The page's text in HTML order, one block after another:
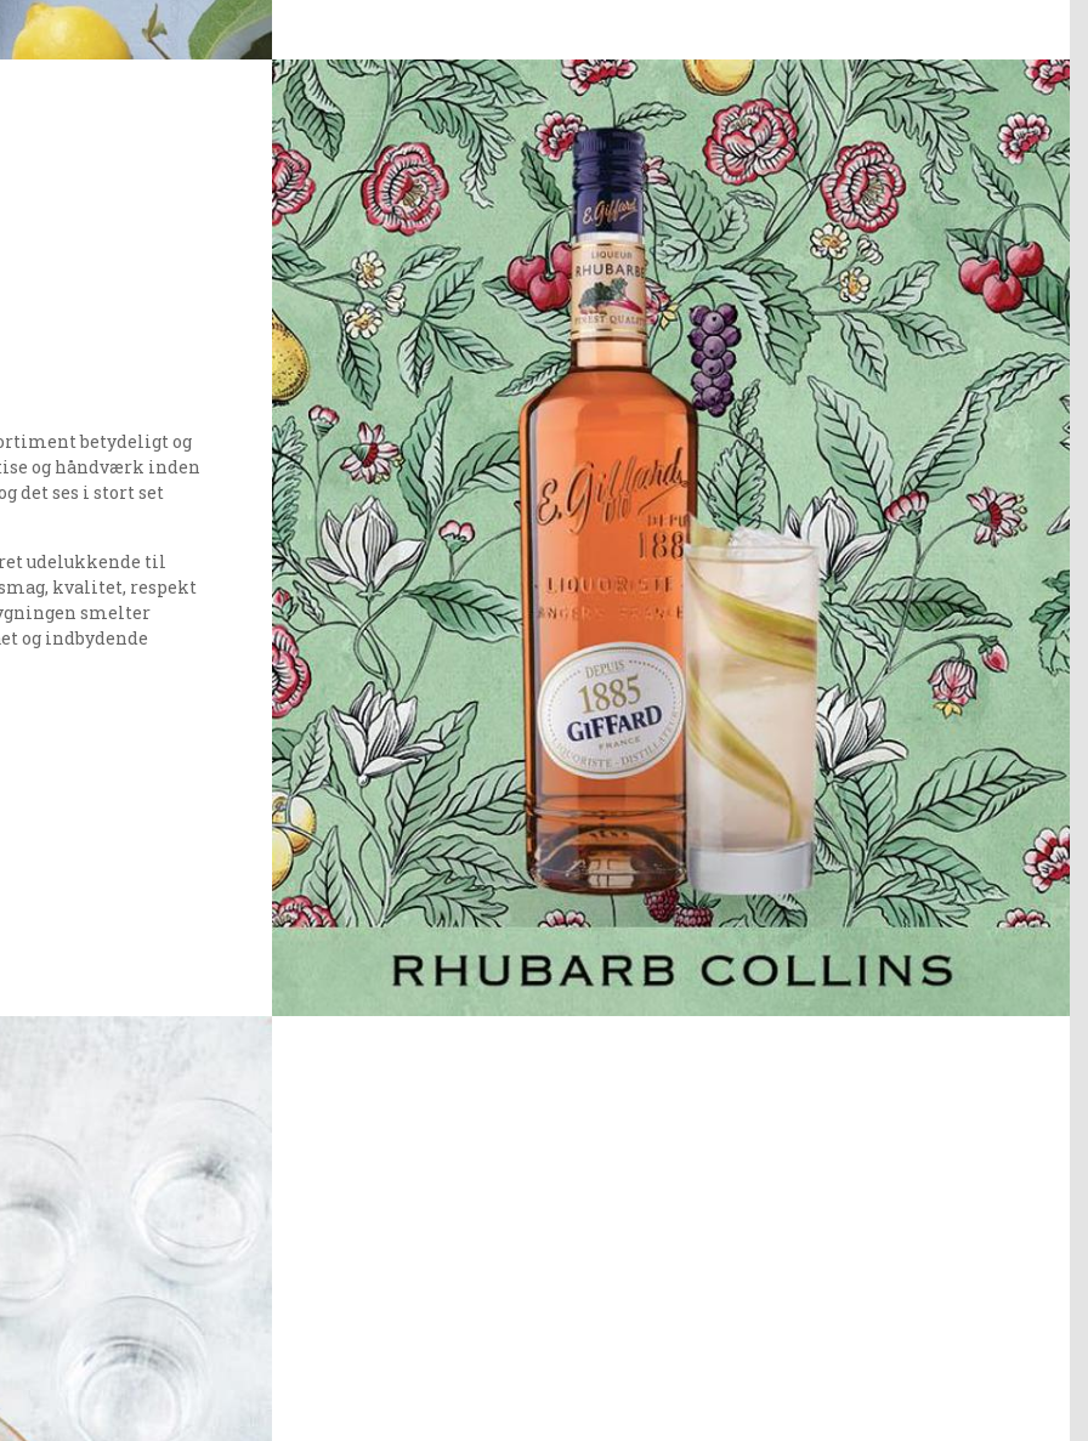
betydeligt og
og håndværk inden
det ses i stort set
udelukkende til
kvalitet, respekt
smelter
og indbydende